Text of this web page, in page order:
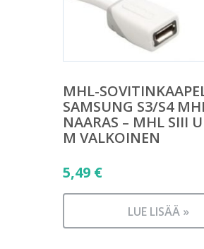
MHL-
SAMSUNG S3/S4
NAARAS – MHL SIII
M VALKOINEN
5,49 €
LUE LISÄÄ »